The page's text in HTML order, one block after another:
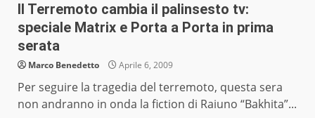
Il Terremoto cambia il palinsesto tv:
speciale Matrix e Porta a Porta in prima
serata
Marco Benedetto Aprile 6, 2009
Per seguire la tragedia del terremoto, questa sera
non andranno in onda la fiction di Raiuno “Bakhita”...